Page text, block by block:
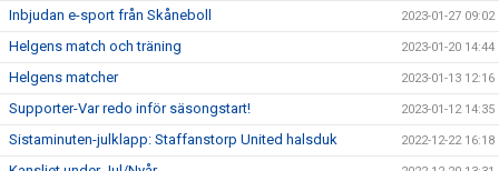
Inbjudan e-sport från Skåneboll 2023-01-27 09:02
Helgens match och träning 2023-01-20 14:44
Helgens matcher 2023-01-13 12:16
Supporter-Var redo inför säsongstart! 2023-01-12 14:35
Sistaminuten-julklapp: Staffanstorp United halsduk 2022-12-22 16:18